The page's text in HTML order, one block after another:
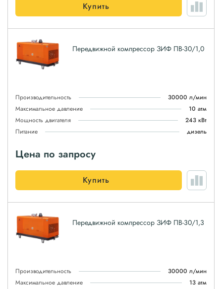
Купить
Передвижной компрессор ЗИФ ПВ-30/1,0
Производительность
30000 л/мин
Максимальное давление
10 атм
Мощность двигателя
243 кВт
Питание
дизель
Цена по запросу
Купить
Передвижной компрессор ЗИФ ПВ-30/1,3
Производительность
30000 л/мин
Максимальное давление
13 атм